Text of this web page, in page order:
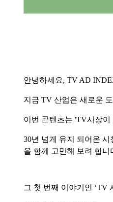
안녕하세요, TV AD
지금 TV 산업은 새로운
이번 콘텐츠는 'TV시장
30년 넘게 유지 되어온
을 함께 고민해 보려 합니
그 첫 번째 이야기인 ‘TV